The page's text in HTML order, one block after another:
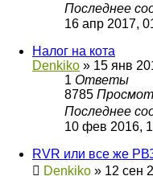
Последнее
16 апр 2017,
Налог на кота
Denkiko » 15 янв
1 Ответы
8785
Последнее
10 фев 2016,
RVR или все же
Denkiko » 12 сен